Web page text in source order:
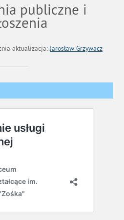
publiczne i
aktualizacja:Jarosław Grzywacz